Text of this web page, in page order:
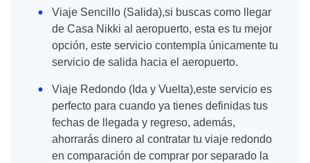
Viaje Sencillo (Salida),si buscas como llegar
de Casa Nikki al aeropuerto, esta es tu mejor
opción, este servicio contempla únicamente tu
servicio de salida hacia el aeropuerto.
Viaje Redondo (Ida y Vuelta),este servicio es
perfecto para cuando ya tienes definidas tus
fechas de llegada y regreso, además,
ahorrarás dinero al contratar tu viaje redondo
en comparación de comprar por separado la